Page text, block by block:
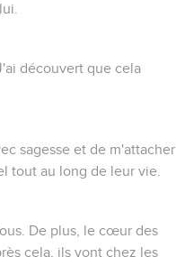
découvert que cela
sagesse et de m'attacher
tout au long de leur vie.
De plus, le cœur des
cela, ils vont chez les